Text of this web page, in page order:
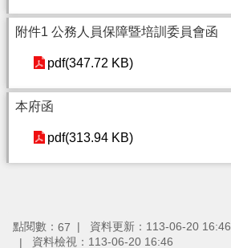
附件1 公務人員保障暨培訓委員會函
pdf(347.72 KB)
本府函
pdf(313.94 KB)
點閱數： 67
資料更新：113-06-20 16:46
資料檢視：113-06-20 16:46